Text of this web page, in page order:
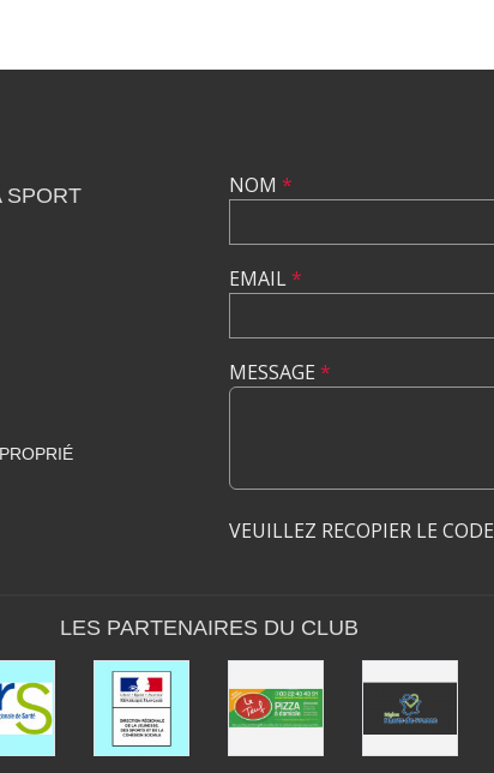
SPORT
NOM *
EMAIL*
MESSAGE *
VEUILLEZ RECOPIER LE CODE
LES PARTENAIRES DU CLUB